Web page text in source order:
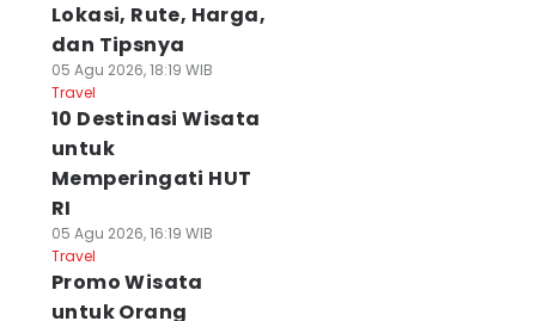
Lokasi, Rute, Harga,
dan Tipsnya
05 Agu 2026, 18:19 WIB
Travel
10 Destinasi Wisata
untuk
Memperingati HUT
RI
05 Agu 2026, 16:19 WIB
Travel
Promo Wisata
untuk Orang